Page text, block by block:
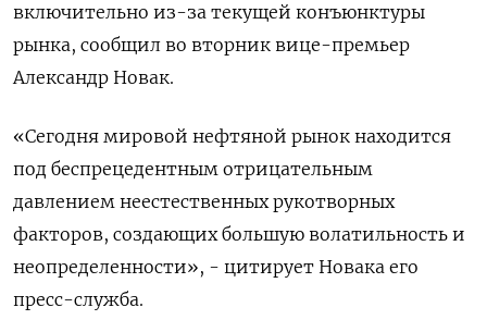
включительно из-за текущей конъюнктуры
рынка, сообщил во вторник вице-премьер
Александр Новак.
«Сегодня мировой нефтяной рынок находится
под беспрецедентным отрицательным
давлением неестественных рукотворных
факторов, создающих большую волатильность и
неопределенности», - цитирует Новака его
пресс-служба.